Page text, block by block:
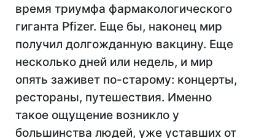
время триумфа фармакологического
гиганта Pfizer. Еще бы, наконец мир
получил долгожданную вакцину. Еще
несколько дней или недель, и мир
опять заживет по-старому: концерты,
рестораны, путешествия. Именно
такое ощущение возникло у
большинства людей, уже уставших от